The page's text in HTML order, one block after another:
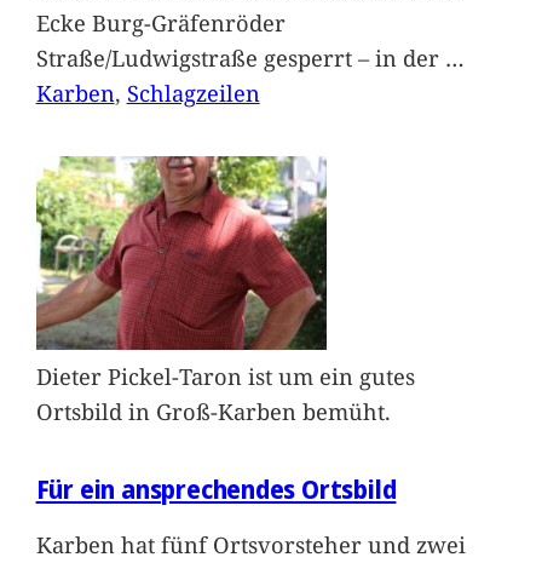
Ecke Burg-Gräfenröder
Straße/Ludwigstraße gesperrt – in der …
Karben, Schlagzeilen
Dieter Pickel-Taron ist um ein gutes
Ortsbild in Groß-Karben bemüht.
Für ein ansprechendes Ortsbild
Karben hat fünf Ortsvorsteher und zwei